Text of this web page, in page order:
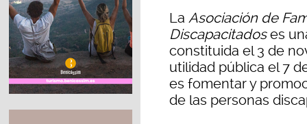
La Asociación de
Discapacitadoses
constituida el 3 de
utilidad pública el 7
es fomentar y
de las personas